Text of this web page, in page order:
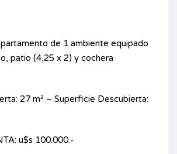
de 1 ambiente equipado
patio (4,25 x 2) y cochera
27 m² – Superficie Descubierta:
u$s 100.000.-